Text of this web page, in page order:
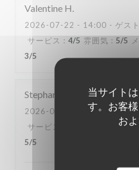
当サイト
す。お客
お
Valentine H
2026-07-22 - 14:00 - ゲス
サービス : 4/5 雰囲気 : 5/5
3/5
Stephanie
2026-07-20
- 14:00 - ゲス
サービス
5/5
5/5